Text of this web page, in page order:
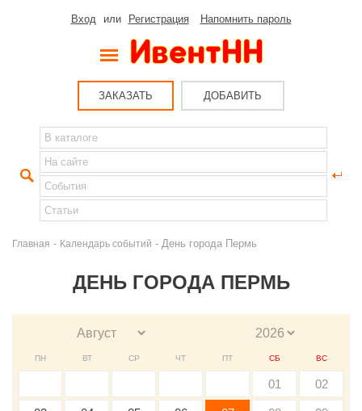
Вход или Регистрация Напомнить пароль
ЗАКАЗАТЬ ДОБАВИТЬ
Главная - Календарь событий - День города Пермь
ДЕНЬ ГОРОДА ПЕРМЬ
ПН ВТ СР ЧТ ПТ СБ ВС
01 02